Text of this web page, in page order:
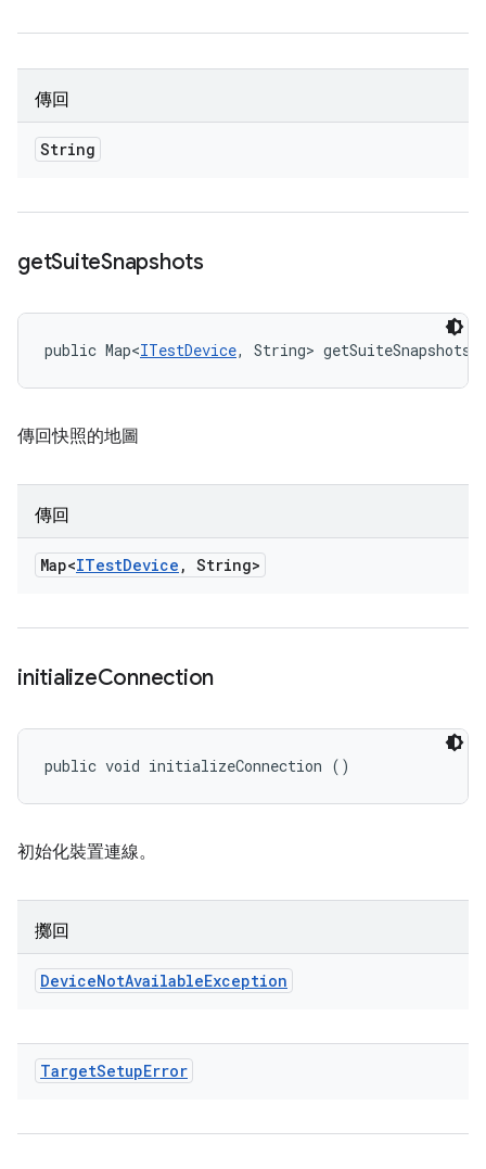
傳回
String
getSuiteSnapshots
public Map<ITestDevice, String> getSuiteSnapshots
傳回快照的地圖
傳回
Map<ITestDevice , String>
initializeConnection
public void initializeConnection ()
初始化裝置連線。
擲回
DeviceNotAvailableException
TargetSetupError